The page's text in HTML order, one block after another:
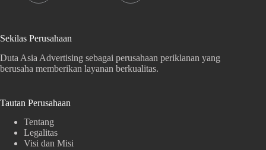
Sekilas Perusahaan
Duta Asia Advertising sebagai perusahaan periklanan yang
berusaha memberikan layanan berkualitas.
Tautan Perusahaan
Tentang
Legalitas
Visi dan Misi